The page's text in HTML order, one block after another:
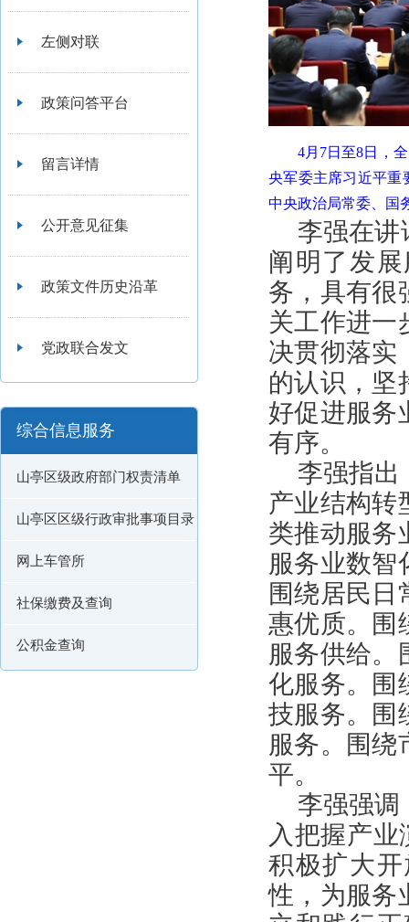
左侧对联
政策问答平台
留言详情
公开意见征集
政策文件历史沿革
党政联合发文
综合信息服务
山亭区级政府部门权责清单
山亭区区级行政审批事项目录
网上车管所
社保缴费及查询
公积金查询
4月7日至8日，
央军委主席习近平重
中央政治局常委、国
李强在讲
阐明了发
务，具有很
关工作进一
决贯彻落实
的认识，坚
好促进服务
有序。
李强指出
产业结构转
类推动服务
服务业数智
围绕居民日
惠优质。围
服务供给。
化服务。围
技服务。围
服务。围绕
平。
李强强调
入把握产业
积极扩大
性，为服务